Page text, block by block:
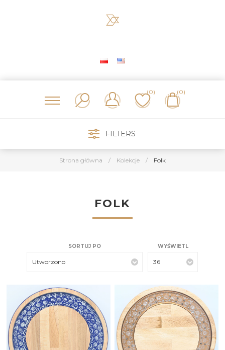
(0) (0)
FILTERS
Strona główna / Kolekcje / Folk
FOLK
SORTUJ PO
Utworzono
WYŚWIETL
36